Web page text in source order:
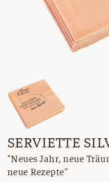
SERVIETTE
"Neues Jahr, neue
neue Rezepte"